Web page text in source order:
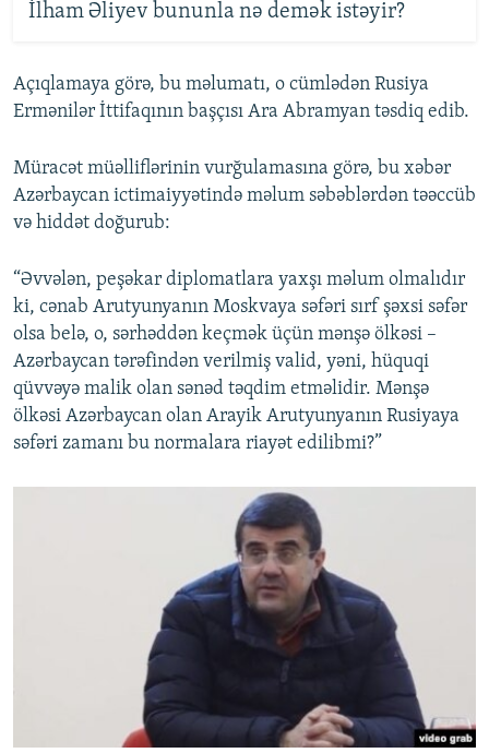
İlham Əliyev bununla nə demək istəyir?
Açıqlamaya görə, bu məlumatı, o cümlədən Rusiya
Ermənilər İttifaqının başçısı Ara Abramyan təsdiq edib.
Müracət müəlliflərinin vurğulamasına görə, bu xəbər
Azərbaycan ictimaiyyətində məlum səbəblərdən təəccüb
və hiddət doğurub:
“Əvvələn, peşəkar diplomatlara yaxşı məlum olmalıdır
ki, cənab Arutyunyanın Moskvaya səfəri sırf şəxsi səfər
olsa belə, o, sərhəddən keçmək üçün mənşə ölkəsi –
Azərbaycan tərəfindən verilmiş valid, yəni, hüquqi
qüvvəyə malik olan sənəd təqdim etməlidir. Mənşə
ölkəsi Azərbaycan olan Arayik Arutyunyanın Rusiyaya
səfəri zamanı bu normalara riayət edilibmi?”